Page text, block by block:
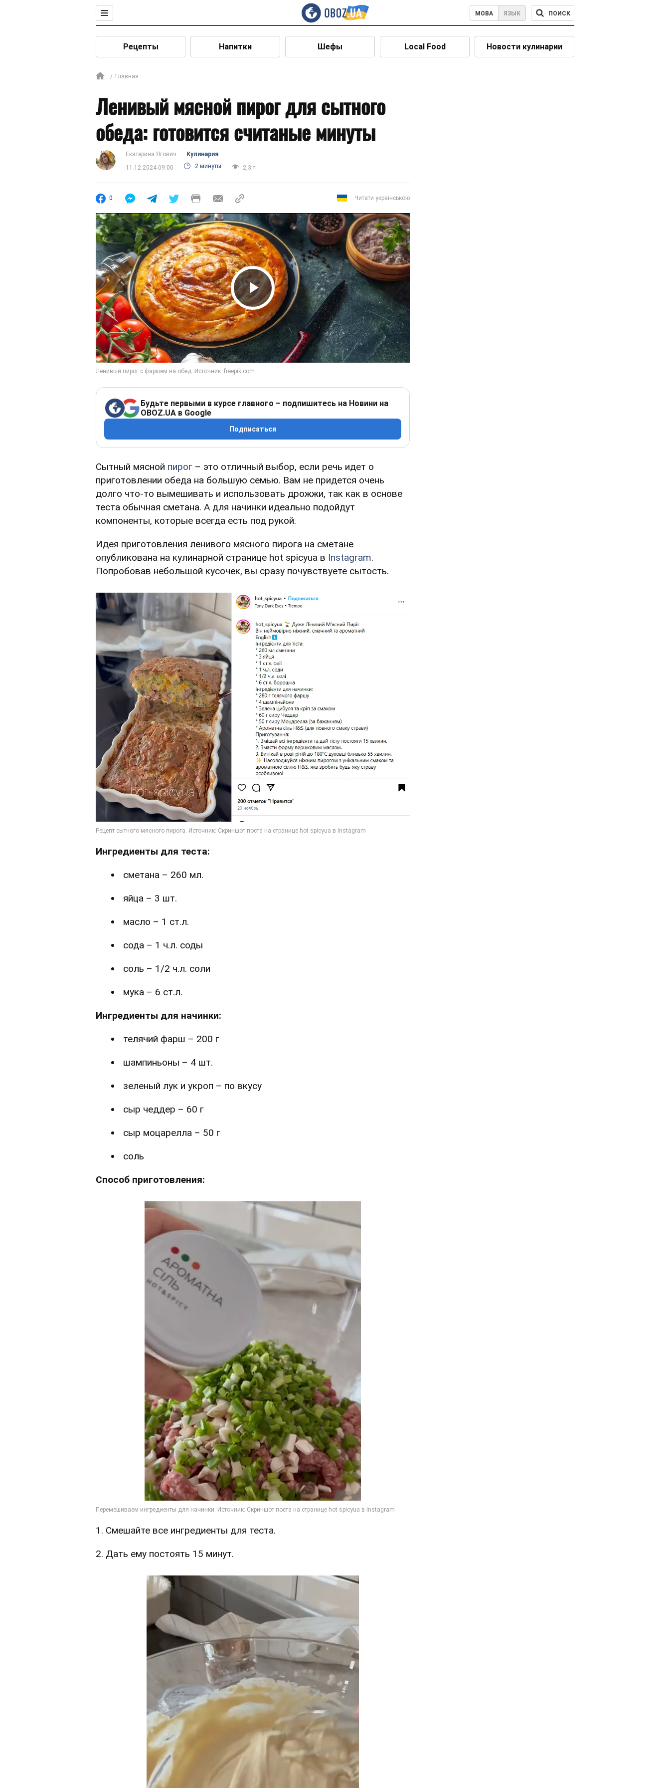
МОВА ЯЗЫК ПОИСК
Рецепты Напитки Шефы Local Food Новости кулинарии
Главная
Ленивый мясной пирог для сытного
обеда: готовится считаные минуты
Екатерина Ягович
Кулинария
11.12.2024 09:00
2 минуты 2,3 т.
0 Читати українською
Play Video
Будьте первыми в курсе главного – подпишитесь на Новини на
OBOZ.UA в Google
Подписаться
Сытный мясной пирог – это отличный выбор, если речь идет о
приготовлении обеда на большую семью. Вам не придется очень
долго что-то вымешивать и использовать дрожжи, так как в основе
теста обычная сметана. А для начинки идеально подойдут
компоненты, которые всегда есть под рукой.
Идея приготовления ленивого мясного пирога на сметане
опубликована на кулинарной странице hot spicyua в Instagram.
Попробовав небольшой кусочек, вы сразу почувствуете сытость.
Ингредиенты для теста:
сметана – 260 мл.
яйца – 3 шт.
масло – 1 ст.л.
сода – 1 ч.л. соды
соль – 1/2 ч.л. соли
мука – 6 ст.л.
Ингредиенты для начинки:
телячий фарш – 200 г
шампиньоны – 4 шт.
зеленый лук и укроп – по вкусу
сыр чеддер – 60 г
сыр моцарелла – 50 г
соль
Способ приготовления:
1. Смешайте все ингредиенты для теста.
2. Дать ему постоять 15 минут.